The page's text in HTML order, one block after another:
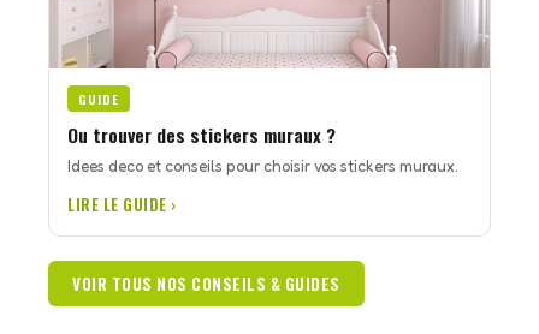
GUIDE
Ou trouver des stickers muraux ?
Idees deco et conseils pour choisir vos stickers muraux.
LIRE LE GUIDE ›
VOIR TOUS NOS CONSEILS & GUIDES